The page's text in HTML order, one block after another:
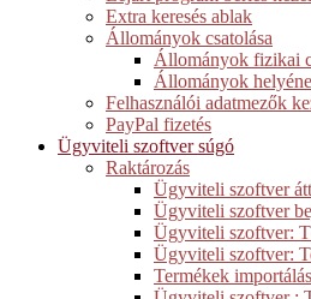
Extra keresés ablak
Állományok csatolása
Állományok fizikai
Állományok
Felhasználói adatmezők
PayPal fizetés
Ügyviteli szoftver súgó
Raktározás
Ügyviteli szoftver
Ügyviteli szoftver
Ügyviteli szoftver:
Ügyviteli szoftver:
Termékek